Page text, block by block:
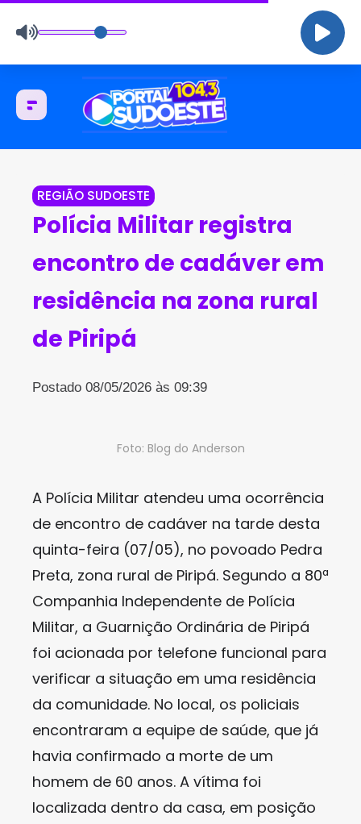
REGIÃO SUDOESTE
Polícia Militar registra
encontro de cadáver em
residência na zona rural
de Piripá
Postado 08/05/2026 às 09:39
Foto: Blog do Anderson
A Polícia Militar atendeu uma ocorrência
de encontro de cadáver na tarde desta
quinta-feira (07/05), no povoado Pedra
Preta, zona rural de Piripá. Segundo a 80ª
Companhia Independente de Polícia
Militar, a Guarnição Ordinária de Piripá
foi acionada por telefone funcional para
verificar a situação em uma residência
da comunidade. No local, os policiais
encontraram a equipe de saúde, que já
havia confirmado a morte de um
homem de 60 anos. A vítima foi
localizada dentro da casa, em posição